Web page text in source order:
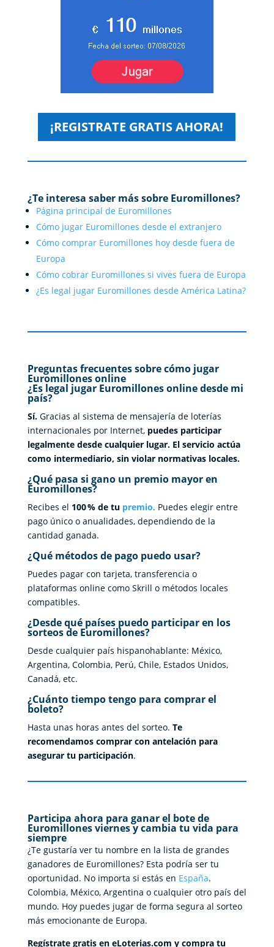
¡REGISTRATE GRATIS AHORA!
¿Te interesa saber más sobre Euromillones?
Página principal de Euromillones
Cómo jugar Euromillones desde el extranjero
Cómo comprar Euromillones hoy desde fuera de
Europa
Cómo cobrar Euromillones si vives fuera de Europa
¿Es legal jugar Euromillones desde América Latina?
Preguntas frecuentes sobre cómo jugar
Euromillones online
¿Es legal jugar Euromillones online desde mi
país?
Sí.Gracias al sistema de mensajería de loterías
internacionales por Internet, puedes participar
legalmente desde cualquier lugar. El servicio actúa
como intermediario, sin violar normativas locales.
¿Qué pasa si gano un premio mayor en
Euromillones?
Recibes el 100% de tu premio. Puedes elegir entre
pago único o anualidades, dependiendo de la
cantidad ganada.
¿Qué métodos de pago puedo usar?
Puedes pagar con tarjeta, transferencia o
plataformas online como Skrill o métodos locales
compatibles.
¿Desde qué países puedo participar en los
sorteos de Euromillones?
Desde cualquier país hispanohablante: México,
Argentina, Colombia, Perú, Chile, Estados Unidos,
Canadá, etc.
¿Cuánto tiempo tengo para comprar el
boleto?
Hasta unas horas antes del sorteo. Te
recomendamos comprar con antelación para
asegurar tu participación.
Participa ahora para ganar el bote de
Euromillones viernes y cambia tu vida para
siempre
¿Te gustaría ver tu nombre en la lista de grandes
ganadores de Euromillones? Esta podría ser tu
oportunidad. No importa si estás en España.
Colombia, México, Argentina o cualquier otro país del
mundo. Hoy puedes jugar de forma segura al sorteo
más emocionante de Europa.
Regístrate gratis en eLoterias.com y compra tu